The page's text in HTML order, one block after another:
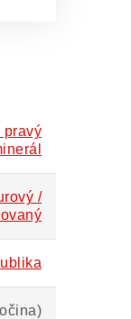
pravý
/